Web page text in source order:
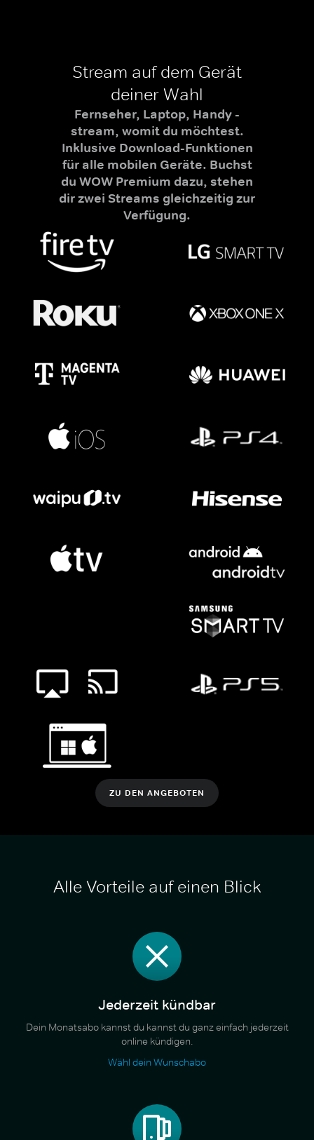
Stream auf dem Gerät
deiner Wahl
Fernseher, Laptop, Handy -
stream, womit du möchtest.
Inklusive Download-Funktionen
für alle mobilen Geräte. Buchst
du WOW Premium dazu, stehen
dir zwei Streams gleichzeitig zur
Verfügung.
ZU DEN ANGEBOTEN
Alle Vorteile auf einen Blick
Jederzeit kündbar
Dein Monatsabo kannst du kannst du ganz einfach jederzeit
online kündigen.
Wähl dein Wunschabo